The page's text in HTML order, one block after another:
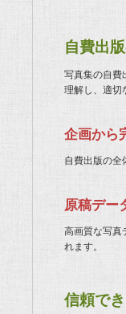
自費出
写真集の自費
理解し、適切
企画から
自費出版の全
原稿デー
高画質な写真
れます。
信頼で